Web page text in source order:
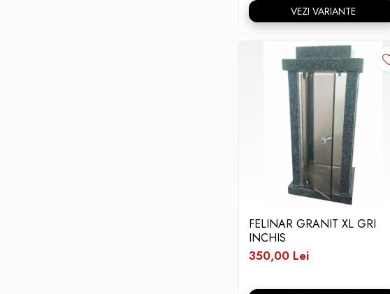
VEZI VARIANTE
FELINAR GRANIT XL GRI
INCHIS
350,00 Lei